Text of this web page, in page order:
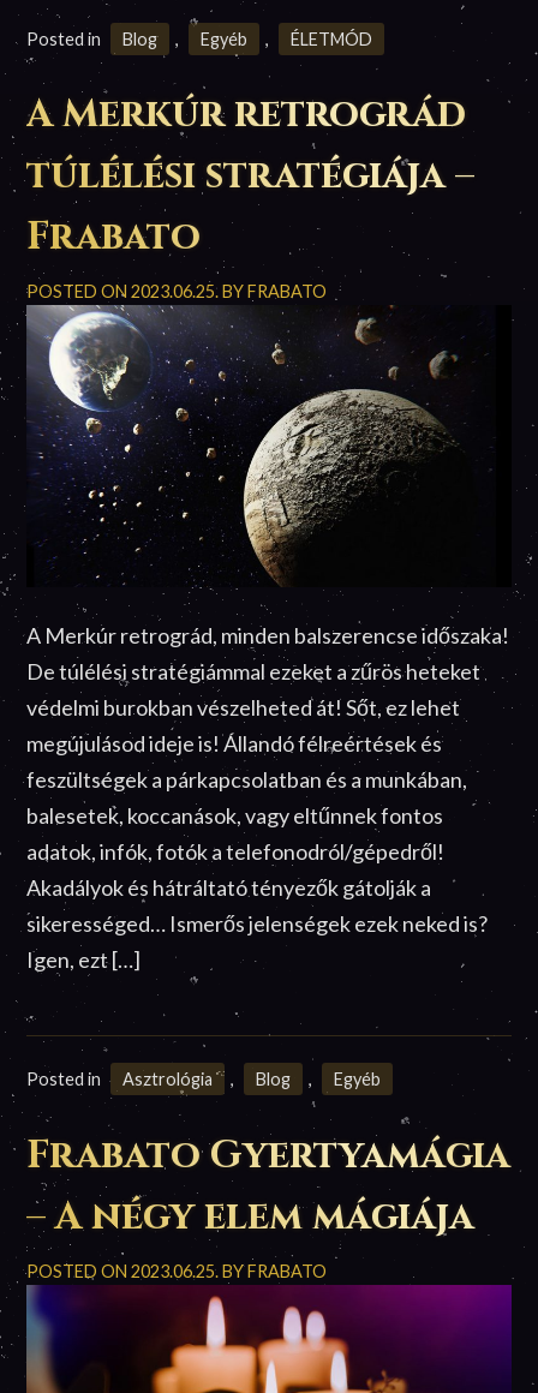
Posted in Blog , Egyéb , ÉLETMÓD
A Merkúr retrográd
túlélési stratégiája –
Frabato
POSTED ON2023.06.25.BYFRABATO
A Merkúr retrográd, minden balszerencse időszaka!
De túlélési stratégiámmal ezeket a zűrös heteket
védelmi burokban vészelheted át! Sőt, ez lehet
megújulásod ideje is! Állandó félreértések és
feszültségek a párkapcsolatban és a munkában,
balesetek, koccanások, vagy eltűnnek fontos
adatok, infók, fotók a telefonodról/gépedről!
Akadályok és hátráltató tényezők gátolják a
sikerességed… Ismerős jelenségek ezek neked is?
Igen, ezt […]
Posted in Asztrológia , Blog , Egyéb
Frabato Gyertyamágia
– A négy elem mágiája
POSTED ON2023.06.25.BYFRABATO